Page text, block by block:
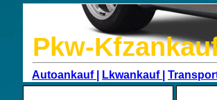
Pkw-
Autoankauf | Lkwankauf |